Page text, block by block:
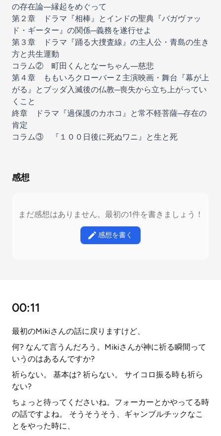
の存在論―縁起をめぐって
第２章 ドラマ『相棒』とインドの聖典『バガヴァッ
ド・ギーター』の関係─義務を遂行せよ
第３章 ドラマ『踊る大捜査線』の主人公・青島の生き
方と共生運動
コラム② 町田くんとなーちゃん―慈悲
第４章 ももいろクローバーＺ主演映画・舞台『幕が上
がる』とブッダ入滅後の仏教─喪失から立ち上がってい
くこと
終章 ドラマ『過保護のカホコ』と常不軽菩薩─存在の
肯定
コラム③ 『１００日後に死ぬワニ』と生と死
感想
まだ感想はありません。最初の1件を書きましょう！
感想を書く
00:11
最初のMikiさんの話に戻りますけど、
何? なんて言うんだろう。Mikiさんが神に祈る瞬間って
いうのはあるんですか?
祈らない。 基本は? 祈らない。 サイコロ振る時も祈ら
ない?
ちょっと待ってくださいね。フォーカーとかやってる時
の話ですよね。 そうそうそう、ギャンブルチックなこ
とをやった時に、